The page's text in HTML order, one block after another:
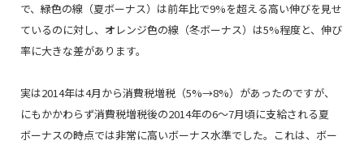
で、緑色の線（夏ボーナス）は前年比で9%を超える高い伸びを見せ
ているのに対し、オレンジ色の線（冬ボーナス）は5%程度と、伸び
率に大きな差があります。
実は2014年は4月から消費税増税（5%→8%）があったのですが、
にもかかわらず消費税増税後の2014年の6～7月頃に支給される夏
ボーナスの時点では非常に高いボーナス水準でした。これは、ボー